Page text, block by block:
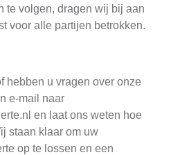
te volgen, dragen wij bij aan
voor alle partijen betrokken.
hebben u vragen over onze
e-mail naar
en laat ons weten hoe
staan klaar om uw
op te lossen en een